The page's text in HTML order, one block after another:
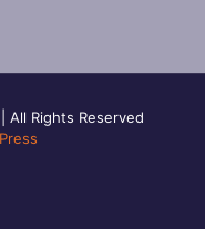
| All Rights Reserved